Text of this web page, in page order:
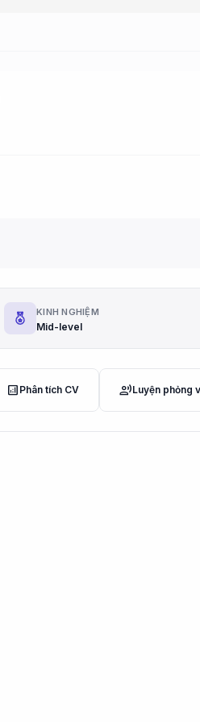
KINH NGHIỆM
Mid-level
analytics Phân tích CV record_voice_overLuyện phỏng